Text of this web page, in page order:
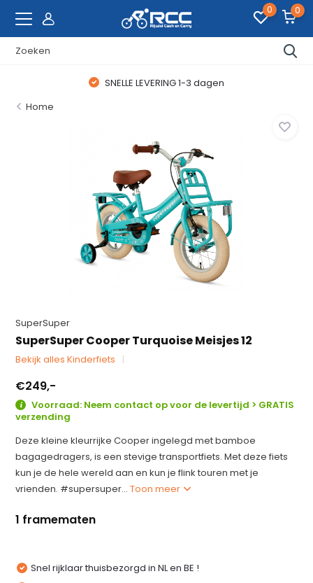
0 0
SNELLE LEVERING 1-3 dagen
Home
SuperSuper
SuperSuper Cooper Turquoise Meisjes 12
Bekijk alles Kinderfiets
€249,-
Voorraad: Neem contact op voor de levertijd > GRATIS
verzending
Deze kleine kleurrijke Cooper ingelegd met bamboe
bagagedragers, is een stevige transportfiets. Met deze fiets
kun je de hele wereld aan en kun je flink touren met je
vrienden. #supersuper...Toon meer
1 framematen
Snel rijklaar thuisbezorgd in NL en BE !